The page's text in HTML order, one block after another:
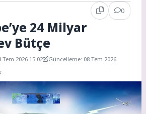
0
24 Milyar
Bütçe
Tem 2026 15:02
Güncelleme: 08 Tem 2026